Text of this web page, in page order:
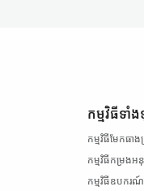
កម្មវិធី​ទ
កម្មវិធី​មែកធាង​
កម្មវិធី​កម្រង​អ
កម្មវិធី​ឧបក